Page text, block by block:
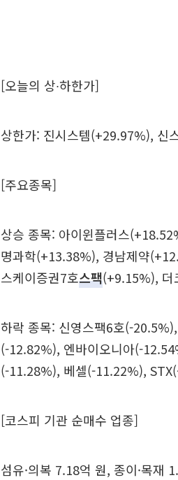
[오늘의 상∙하한가]
상한가: 진시스템(+29.97%), 신
[주요종목]
상승 종목: 아이윈플러스
명과학(+13.38%), 경남제약
스케이증권7호스팩(+9.15%), 더
하락 종목: 신영스팩6호(-
(-12.82%), 엔바이오니아(-
(-11.28%), 베셀(-11.22%),
[코스피 기관 순매수 업종]
섬유·의복 7.18억 원, 종이·목재